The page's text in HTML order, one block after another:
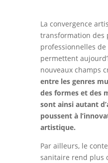
La convergence
transformation des
professionnelles
permettent
nouveaux champs
entre les genres
des formes et des
sont ainsi autant
poussent à
artistique.
Par ailleurs, le
sanitaire rend plus